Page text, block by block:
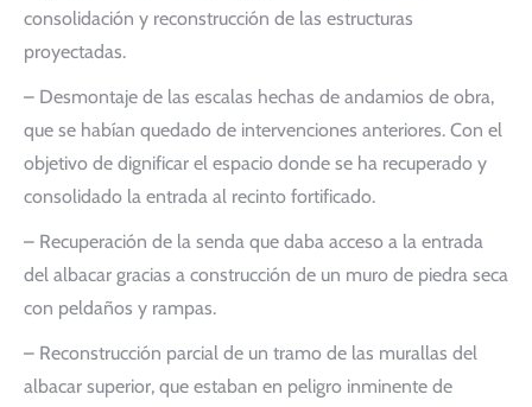
consolidación y reconstrucción de las estructuras
proyectadas.
– Desmontaje de las escalas hechas de andamios de obra,
que se habían quedado de intervenciones anteriores. Con el
objetivo de dignificar el espacio donde se ha recuperado y
consolidado la entrada al recinto fortificado.
– Recuperación de la senda que daba acceso a la entrada
del albacar gracias a construcción de un muro de piedra seca
con peldaños y rampas.
– Reconstrucción parcial de un tramo de las murallas del
albacar superior, que estaban en peligro inminente de